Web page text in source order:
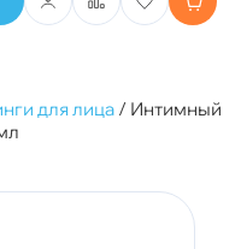
для лица / Интимный